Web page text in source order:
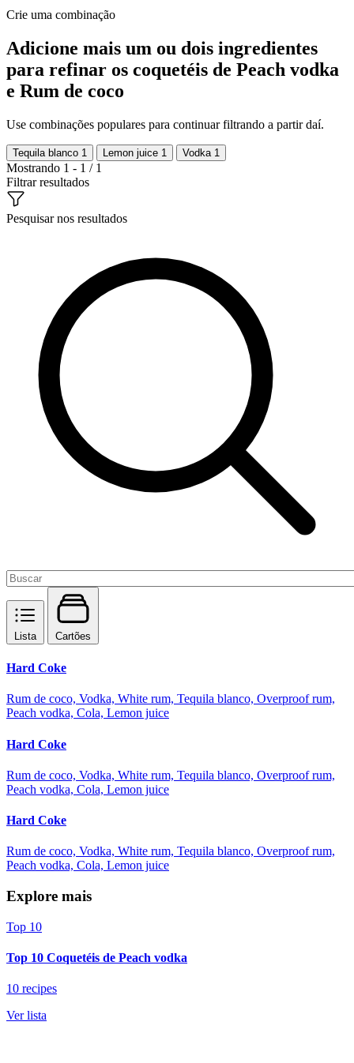
Crie uma combinação
Adicione mais um ou dois ingredientes
para refinar os coquetéis de Peach vodka
e Rum de coco
Use combinações populares para continuar filtrando a partir daí.
Tequila blanco 1 Lemon juice 1 Vodka 1
Mostrando 1 - 1 / 1
Filtrar resultados
Pesquisar nos resultados
Lista Cartões
Hard Coke
Rum de coco, Vodka, White rum, Tequila blanco, Overproof rum,
Peach vodka, Cola, Lemon juice
Hard Coke
Rum de coco, Vodka, White rum, Tequila blanco, Overproof rum,
Peach vodka, Cola, Lemon juice
Hard Coke
Rum de coco, Vodka, White rum, Tequila blanco, Overproof rum,
Peach vodka, Cola, Lemon juice
Explore mais
Top 10
Top 10 Coquetéis de Peach vodka
10 recipes
Ver lista